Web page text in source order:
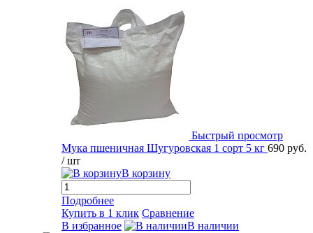
Быстрый просмотр
Мука пшеничная Шугуровская 1 сорт 5 кг 690 руб.
/ шт
В корзину
Подробнее
Купить в 1 клик Сравнение
В избранное
В наличии